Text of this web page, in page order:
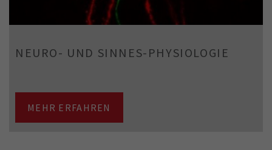
NEURO- UND SINNES-PHYSIOLOGIE
MEHR ERFAHREN